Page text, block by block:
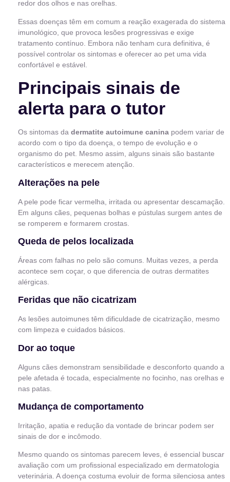
redor dos olhos e nas orelhas.
Essas doenças têm em comum a reação exagerada do sistema
imunológico, que provoca lesões progressivas e exige
tratamento contínuo. Embora não tenham cura definitiva, é
possível controlar os sintomas e oferecer ao pet uma vida
confortável e estável.
Principais sinais de
alerta para o tutor
Os sintomas da dermatite autoimune canina podem variar de
acordo com o tipo da doença, o tempo de evolução e o
organismo do pet. Mesmo assim, alguns sinais são bastante
característicos e merecem atenção.
Alterações na pele
A pele pode ficar vermelha, irritada ou apresentar descamação.
Em alguns cães, pequenas bolhas e pústulas surgem antes de
se romperem e formarem crostas.
Queda de pelos localizada
Áreas com falhas no pelo são comuns. Muitas vezes, a perda
acontece sem coçar, o que diferencia de outras dermatites
alérgicas.
Feridas que não cicatrizam
As lesões autoimunes têm dificuldade de cicatrização, mesmo
com limpeza e cuidados básicos.
Dor ao toque
Alguns cães demonstram sensibilidade e desconforto quando a
pele afetada é tocada, especialmente no focinho, nas orelhas e
nas patas.
Mudança de comportamento
Irritação, apatia e redução da vontade de brincar podem ser
sinais de dor e incômodo.
Mesmo quando os sintomas parecem leves, é essencial buscar
avaliação com um profissional especializado em dermatologia
veterinária. A doença costuma evoluir de forma silenciosa antes